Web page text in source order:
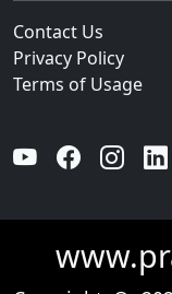
Contact Us
Privacy Policy
Terms of Usage
YouTube Facebook Instagram